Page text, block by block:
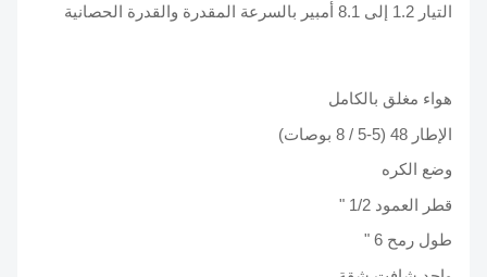
التيار 1.2 إلى 8.1 أمبير بالسرعة المقدرة والقدرة الحصانية
هواء مغلق بالكامل
الإطار 48 (5-5 / 8 بوصات)
وضع الكره
قطر العمود 1/2 "
طول رمح 6 "